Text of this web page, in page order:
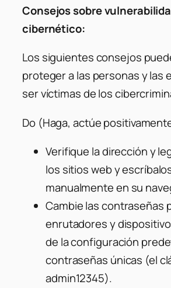
Consejos sobre
cibernético:
Los siguientes consejos
proteger a las personas y las
ser víctimas de los
Do (Haga, actúe
Verifique la dirección y
los sitios web y
manualmente en su
Cambie las contraseñas
enrutadores y
de la configuración
contraseñas únicas (el
admin12345).